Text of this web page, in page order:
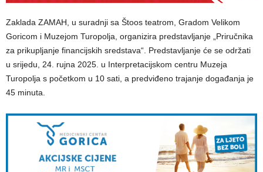
Zaklada ZAMAH, u suradnji sa Štoos teatrom, Gradom Velikom
Goricom i Muzejom Turopolja, organizira predstavljanje „Priručnika
za prikupljanje financijskih sredstava“. Predstavljanje će se održati
u srijedu, 24. rujna 2025. u Interpretacijskom centru Muzeja
Turopolja s početkom u 10 sati, a predviđeno trajanje događanja je
45 minuta.